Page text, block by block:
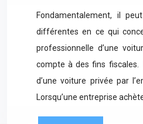
Fondamentalement, il
différentes en ce qui
professionnelle d’une
compte à des fins fiscales.
d’une voiture privée par
Lorsqu’une entreprise